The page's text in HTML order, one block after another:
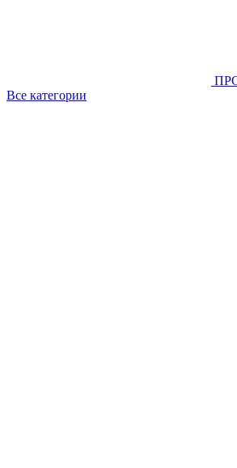
Все категории